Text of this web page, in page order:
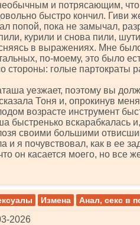
и потрясающим, что
быстро кончил. Гиви
попой, пока не замычал,
курили и снова пили,
в выражениях. Мне
по-моему, это было
стороны: голые партократы
уезжает, поэтому вы
Тоня и, опрокинув
возрасте инструмент
быстренько вскарабкалась
своими большими
и я почувствовал, как в ее
он касается моего, но все
Измена Анал, секс в
2026